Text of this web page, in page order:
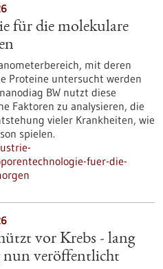
für die molekulare
mit deren
Proteine untersucht werden
BW nutzt diese
Faktoren zu analysieren, die
vieler Krankheiten, wie
spielen.
fuer-die-
vor Krebs - lang
nun veröffentlicht